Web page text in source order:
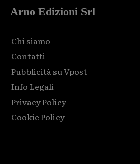
Arno Edizioni Srl
Chi siamo
Contatti
Pubblicità su Vpost
Info Legali
Privacy Policy
Cookie Policy